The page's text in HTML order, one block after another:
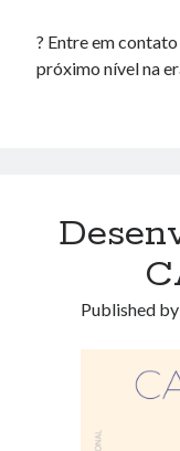
? Entre em
próximo nível na
Published by